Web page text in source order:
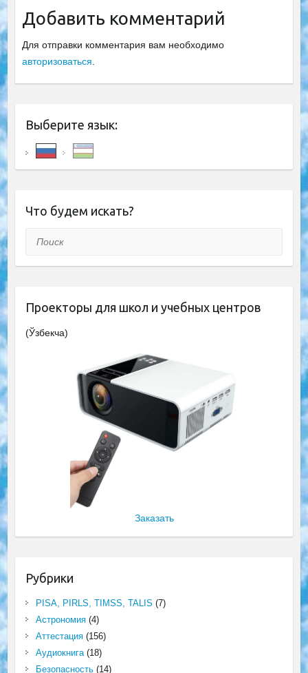
Добавить комментарий
Для отправки комментария вам необходимо
авторизоваться
Выберите язык:
Что будем искать?
Поиск
Проекторы для школ и учебных центров
(Ўзбекча)
Заказать
Рубрики
PISA, PIRLS, TIMSS, TALIS (7)
Астрономия(4)
Аттестация(156)
Аудиокнига(18)
Безопасность(14)